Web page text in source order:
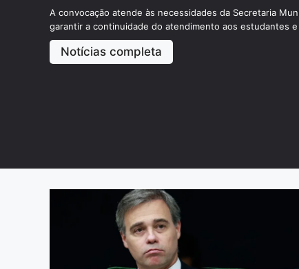
A convocação atende às necessidades da Secretaria
garantir a continuidade do atendimento aos estudantes
das unidades escolares.
Notícias completa